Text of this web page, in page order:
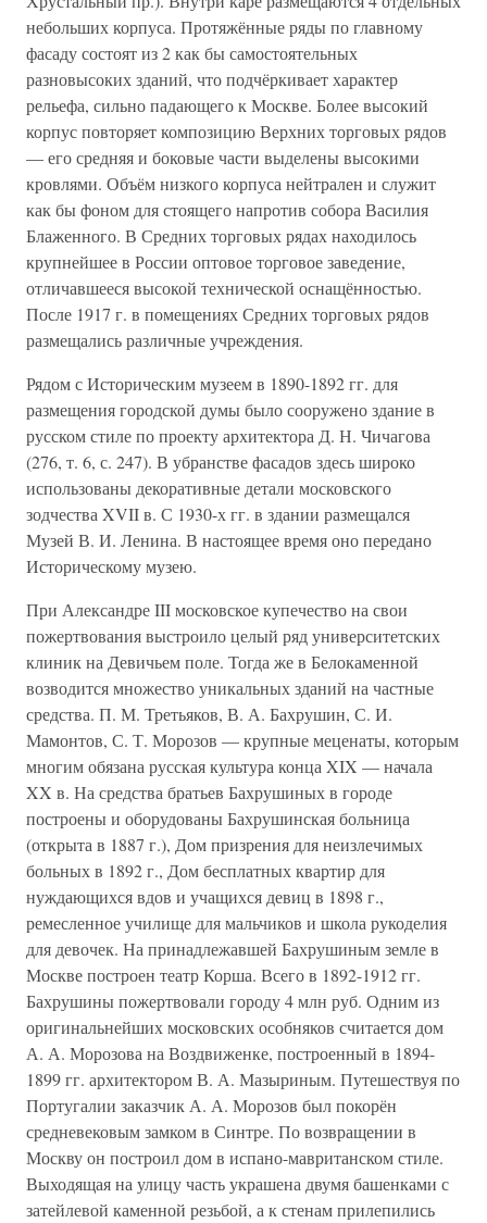
небольших корпуса. Протяжённые ряды по главному
фасаду состоят из 2 как бы самостоятельных
разновысоких зданий, что подчёркивает характер
рельефа, сильно падающего к Москве. Более высокий
корпус повторяет композицию Верхних торговых рядов
— его средняя и боковые части выделены высокими
кровлями. Объём низкого корпуса нейтрален и служит
как бы фоном для стоящего напротив собора Василия
Блаженного. В Средних торговых рядах находилось
крупнейшее в России оптовое торговое заведение,
отличавшееся высокой технической оснащённостью.
После 1917 г. в помещениях Средних торговых рядов
размещались различные учреждения.
Рядом с Историческим музеем в 1890-1892 гг. для
размещения городской думы было сооружено здание в
русском стиле по проекту архитектора Д. Н. Чичагова
(276, т. 6, с. 247). В убранстве фасадов здесь широко
использованы декоративные детали московского
зодчества XVII в. С 1930-х гг. в здании размещался
Музей В. И. Ленина. В настоящее время оно передано
Историческому музею.
При Александре III московское купечество на свои
пожертвования выстроило целый ряд университетских
клиник на Девичьем поле. Тогда же в Белокаменной
возводится множество уникальных зданий на частные
средства. П. М. Третьяков, В. А. Бахрушин, С. И.
Мамонтов, С. Т. Морозов — крупные меценаты, которым
многим обязана русская культура конца XIX — начала
XX в. На средства братьев Бахрушиных в городе
построены и оборудованы Бахрушинская больница
(открыта в 1887 г.), Дом призрения для неизлечимых
больных в 1892 г., Дом бесплатных квартир для
нуждающихся вдов и учащихся девиц в 1898 г.,
ремесленное училище для мальчиков и школа рукоделия
для девочек. На принадлежавшей Бахрушиным земле в
Москве построен театр Корша. Всего в 1892-1912 гг.
Бахрушины пожертвовали городу 4 млн руб. Одним из
оригинальнейших московских особняков считается дом
А. А. Морозова на Воздвиженке, построенный в 1894-
1899 гг. архитектором В. А. Мазыриным. Путешествуя по
Португалии заказчик А. А. Морозов был покорён
средневековым замком в Синтре. По возвращении в
Москву он построил дом в испано-мавританском стиле.
Выходящая на улицу часть украшена двумя башенками с
затейлевой каменной резьбой, а к стенам прилепились